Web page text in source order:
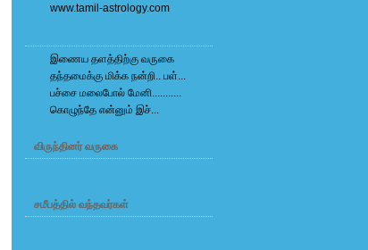
www.tamil-astrology.com
இணைய தளத்திற்கு வருகை
தந்தமைக்கு மிக்க நன்றி.. பள்...
பச்சை மலைபோல் மேனி...........
கொழுந்தே என்னும் இச்...
விருந்தினர் வருகை
சமீபத்தில் வந்தவர்கள்